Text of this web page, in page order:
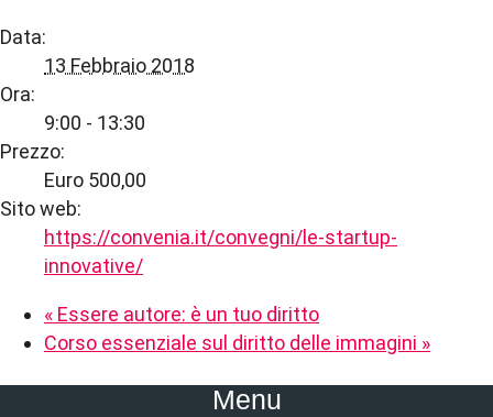
Data:
13 Febbraio 2018
Ora:
9:00 - 13:30
Prezzo:
Euro 500,00
Sito web:
https://convenia.it/convegni/le-startup-
innovative/
« Essere autore: è un tuo diritto
Corso essenziale sul diritto delle immagini »
Menu